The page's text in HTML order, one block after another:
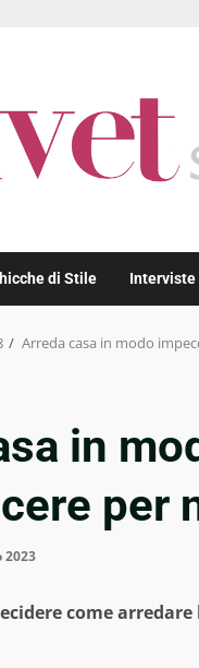
di Stile Interviste
Arreda casa in modo
in
per
2023
come